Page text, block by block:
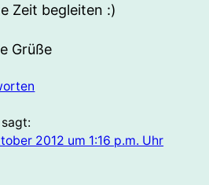
Zeit begleiten :)
Grüße
sagt:
2012 um 1:16 p.m. Uhr